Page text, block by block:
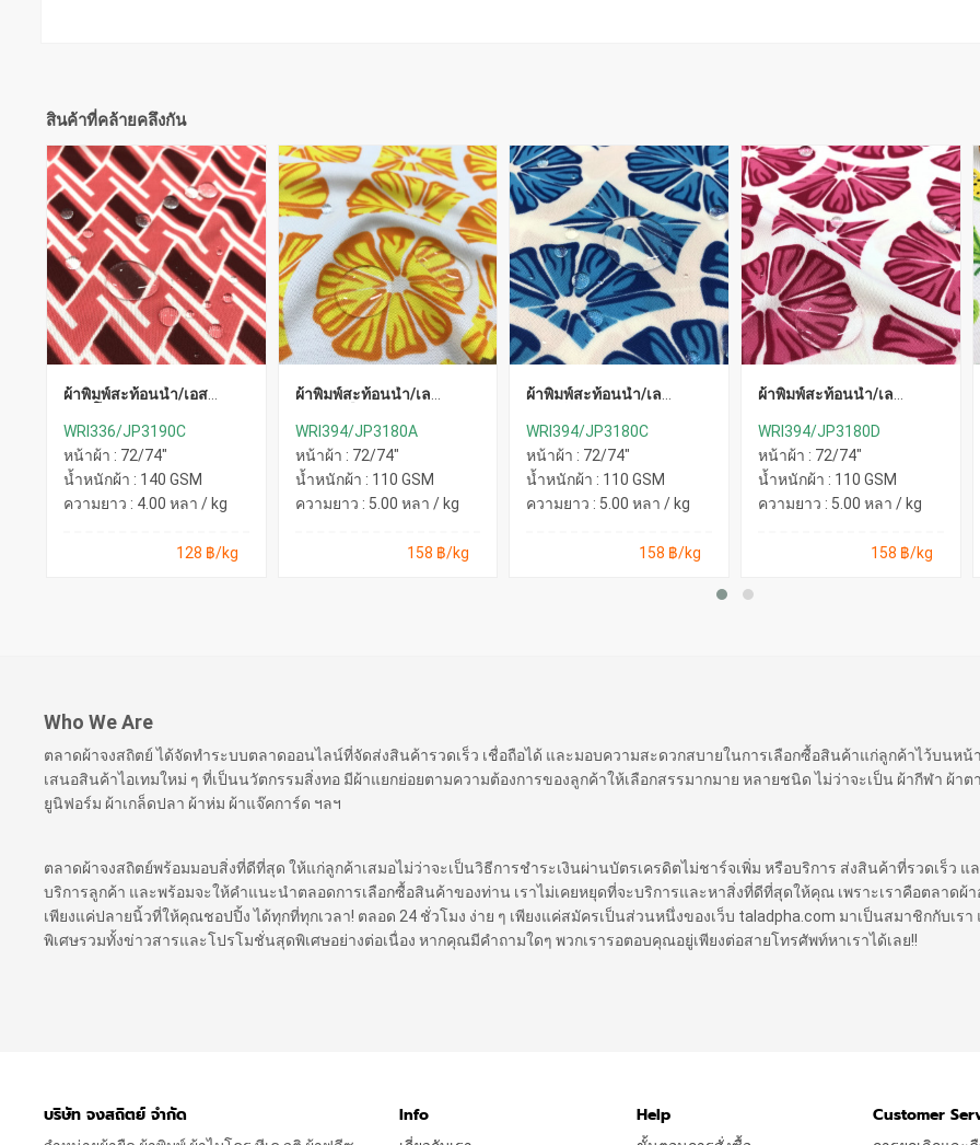
สินค้าที่คล้ายคลึงกัน
ผ้าพิมพ์สะท้อนน้ำ/เอส
WRI336/JP3190C
หน้าผ้า : 72/74"
น้ำหนักผ้า : 140 GSM
ความยาว : 4.00 หลา / kg
128 ฿/kg
ผ้าพิมพ์สะท้อนน้ำ/เล
WRI394/JP3180A
หน้าผ้า : 72/74"
น้ำหนักผ้า : 110 GSM
ความยาว : 5.00 หลา / kg
158 ฿/kg
ผ้าพิมพ์สะท้อนน้ำ/เล
WRI394/JP3180C
หน้าผ้า : 72/74"
น้ำหนักผ้า : 110 GSM
ความยาว : 5.00 หลา / kg
158 ฿/kg
ผ้าพิมพ์สะท้อนน้ำ/เล
WRI394/JP3180D
หน้าผ้า : 72/74"
น้ำหนักผ้า : 110 GSM
ความยาว : 5.00 หลา / kg
158 ฿/kg
Who We Are
ตลาดผ้าจงสถิตย์ ได้จัดทำระบบตลาดออนไลน์ที่จัดส่งสินค้ารวดเร็ว เชื่อถือได้ และมอบความสะดวกสบายในการเลือกซื้อสินค้าแก่ลูกค้าไว้บนหน้
เสนอสินค้าไอเทมใหม่ ๆ ที่เป็นนวัตกรรมสิ่งทอ มีผ้าแยกย่อยตามความต้องการของลูกค้าให้เลือกสรรมากมาย หลายชนิด ไม่ว่าจะเป็น ผ้ากีฬา ผ้าต
ยูนิฟอร์ม ผ้าเกล็ดปลา ผ้าห่ม ผ้าแจ๊คการ์ด ฯลฯ
ตลาดผ้าจงสถิตย์พร้อมมอบสิ่งที่ดีที่สุด ให้แก่ลูกค้าเสมอไม่ว่าจะเป็นวิธีการชำระเงินผ่านบัตรเครดิตไม่ชาร์จเพิ่ม หรือบริการ ส่งสินค้าที่รวดเร็ว แ
บริการลูกค้า และพร้อมจะให้คำแนะนำตลอดการเลือกซื้อสินค้าของท่าน เราไม่เคยหยุดที่จะบริการและหาสิ่งที่ดีที่สุดให้คุณ เพราะเราคือตลาดผ้
เพียงแค่ปลายนิ้วที่ให้คุณชอปปิ้ง ได้ทุกที่ทุกเวลา! ตลอด 24 ชั่วโมง ง่าย ๆ เพียงแค่สมัครเป็นส่วนหนึ่งของเว็บ taladpha.com มาเป็นสมาชิกกับเร
พิเศษรวมทั้งข่าวสารและโปรโมชั่นสุดพิเศษอย่างต่อเนื่อง หากคุณมีคำถามใดๆ พวกเรารอตอบคุณอยู่เพียงต่อสายโทรศัพท์หาเราได้เลย!!
บริษัท จงสถิตย์ จำกัด Info Help Customer